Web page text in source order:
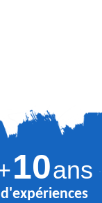
10ans
d'expériences